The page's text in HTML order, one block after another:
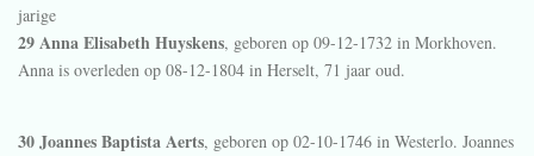
jarige
29 Anna Elisabeth Huyskens, geboren op 09-12-1732 in Morkhoven.
Anna is overleden op 08-12-1804 in Herselt, 71 jaar oud.
30 Joannes Baptista Aerts, geboren op 02-10-1746 in Westerlo. Joannes